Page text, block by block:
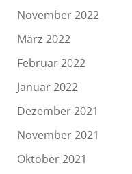
November 2022
März 2022
Februar 2022
Januar 2022
Dezember 2021
November 2021
Oktober 2021